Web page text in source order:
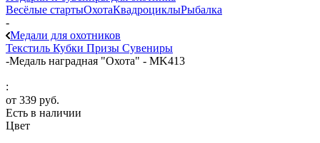
Весёлые стартыОхотаКвадроциклыРыбалка
-
Медали для охотников
Текстиль Кубки Призы Сувениры
-Медаль наградная "Охота" - MK413
:
от 339 руб.
Есть в наличии
Цвет